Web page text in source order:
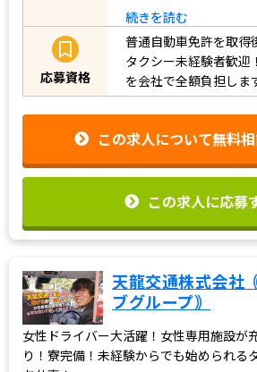
続きを読む
応募資格
普通自動車免許を取得
タクシー未経験者歓迎
を会社で全額負担しま
この求人について無料
この求人に応募
天龍交通株式会社
ブグループ｠
女性ドライバー大活躍！女性専用施設が
り！寮完備！未経験からでも始められる